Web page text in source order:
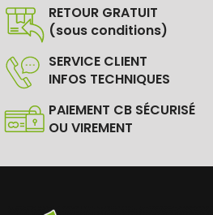
RETOUR GRATUIT
(sous conditions)
SERVICE CLIENT
INFOS TECHNIQUES
PAIEMENT CB SÉCURISÉ
OU VIREMENT